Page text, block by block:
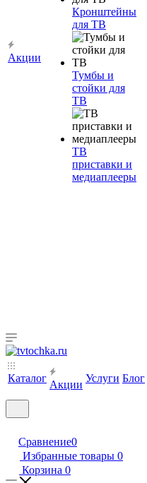
Акции
Кронштейны
для ТВ
Тумбы и
стойки для
ТВ
ТВ
приставки и
медиаплееры
Каталог
Акции
Услуги Блог
Сравнение0
Избранные товары 0
Корзина 0